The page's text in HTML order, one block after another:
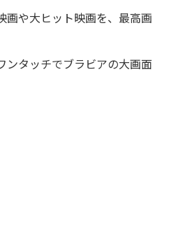
画や大ヒット映画を、最高画
タッチでブラビアの大画面